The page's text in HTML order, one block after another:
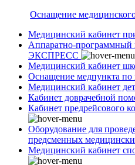
Оснащение
Медицинский кабинет
Аппаратно-
ЭКСПРЕСС
Медицинский кабинет
Оснащение медпункта по
Медицинский кабинет
Кабинет доврачебной
Кабинет предрейсового
Оборудование для
предсменных
Медицинский кабинет